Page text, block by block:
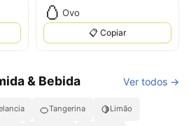
🥚 Ovo
📋 Copiar
& Bebida Ver todos →
🍊Tangerina 🍋Limão